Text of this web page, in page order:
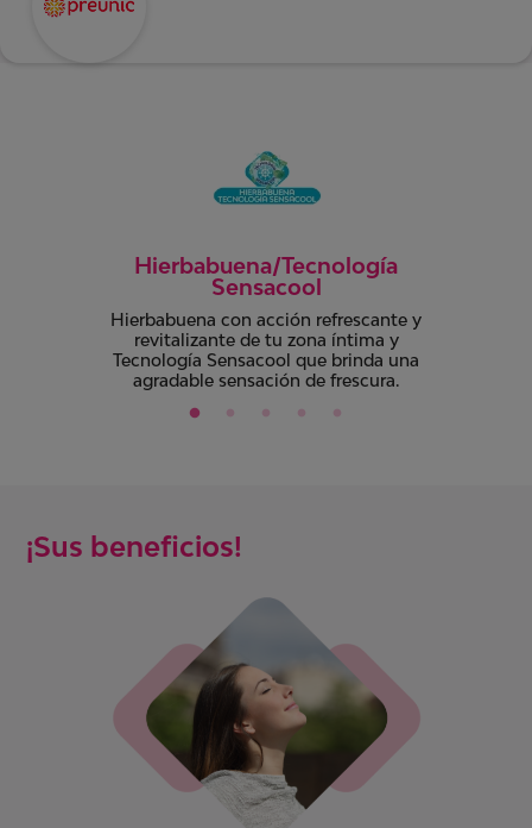
Hierbabuena/Tecnología
Sensacool
Hierbabuena con acción refrescante y
revitalizante de tu zona íntima y
Tecnología Sensacool que brinda una
agradable sensación de frescura.
¡Sus beneficios!